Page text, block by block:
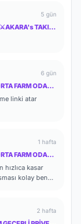
5 gün
✅CUMA GÜNÜ 20:00✅MYTHKO .COM⚔️AKARA's TAKI ✅ YENİ KUTULAR ✅ YENİ İTEMLER ✅ FULL PUS BAŞLA✅
6 gün
HEROESKO YENİ SW LWL ORTA İTEM ORTA FARM ODAKLI HERKESİ BEKLERİZ
linki atar
1 hafta
HEROESKO YENİ SW LWL ORTA İTEM ORTA FARM ODAKLI HERKESİ BEKLERİZ
hızlıca kasar
kolay ben
2 hafta